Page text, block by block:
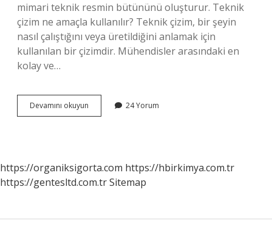
mimari teknik resmin bütününü oluşturur. Teknik
çizim ne amaçla kullanılır? Teknik çizim, bir şeyin
nasıl çalıştığını veya üretildiğini anlamak için
kullanılan bir çizimdir. Mühendisler arasındaki en
kolay ve…
Devamını okuyun
Çizim
24 Yorum
https://organiksigorta.com https://hbirkimya.com.tr
https://gentesltd.com.trSitemap